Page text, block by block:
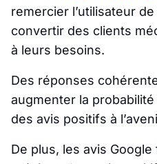
remercier l’utilisateur
convertir des clients
à leurs besoins.
Des réponses
augmenter la
des avis positifs à
De plus, les avis